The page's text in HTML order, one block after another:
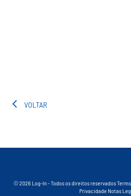
VOLTAR
© 2026 Log-In - Todos os direitos reservados
Privacidade Notas